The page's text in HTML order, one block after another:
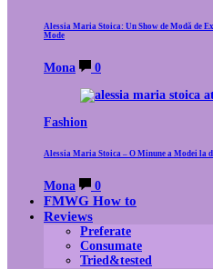
Alessia Maria Stoica: Un Show de Modă de
Mode
Mona 0
Fashion
Alessia Maria Stoica – O Minune a Modei la
Mona 0
FMWG How to
Reviews
Preferate
Consumate
Tried&tested